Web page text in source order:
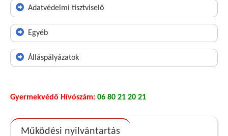
Adatvédelmi tisztviselő
Egyéb
Álláspályázatok
Gyermekvédő Hívószám: 06 80 21 20 21
Működési nyilvántartás